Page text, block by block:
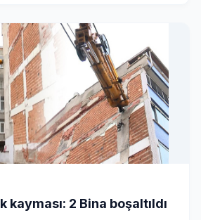
2 Bina boşaltıldı